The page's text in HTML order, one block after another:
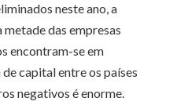
neste ano, a
das empresas
encontram-se em
capital entre os países
negativos é enorme.